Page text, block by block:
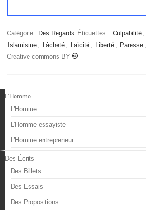
Catégorie: Des Regards Étiquettes : Culpabilité ,
Islamisme , Lâcheté , Laïcité , Liberté , Paresse ,
Creative commons BY
L’Homme
L’Homme
L’Homme essayiste
L’Homme entrepreneur
Des Écrits
Des Billets
Des Essais
Des Propositions